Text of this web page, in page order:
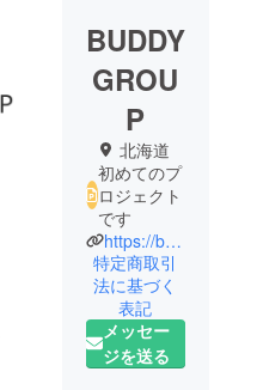
BUDDY
GROU
P
北海道
初めてのプ
ロジェクト
です
https://buddygroup.jp/
特定商取引
法に基づく
表記
メッセー
ジを送る